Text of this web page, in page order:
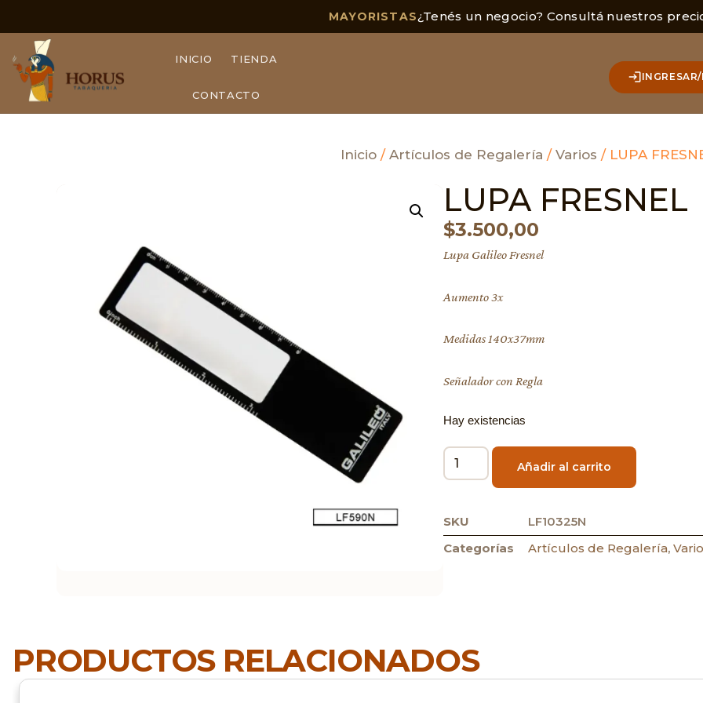
MAYORISTAS¿Tenés un negocio? Consultá nuestros
INICIO TIENDA
CONTACTO
Inicio/ Artículos de Regalería / Varios / LUPA
LUPA FRESNEL
$3.500,00
Lupa Galileo Fresnel
Aumento 3x
Medidas 140x37mm
Señalador con Regla
Hay existencias
Añadir al carrito
SKU
LF10325N
Categorías
Artículos de Regalería,
PRODUCTOS RELACIONADOS